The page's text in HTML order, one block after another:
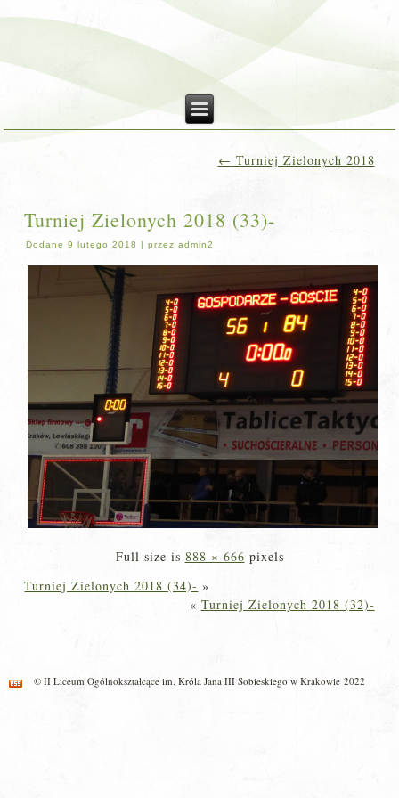
← Turniej Zielonych 2018
Turniej Zielonych 2018 (33)-
Dodane 9 lutego 2018 |przez admin2
Full size is 888 × 666 pixels
Turniej Zielonych 2018 (34)- »
« Turniej Zielonych 2018 (32)-
© II Liceum Ogólnokształcące im. Króla Jana III Sobieskiego w Krakowie 2022